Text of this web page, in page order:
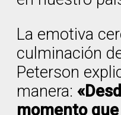
La emotiva
culminación
Peterson
manera:
momento